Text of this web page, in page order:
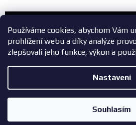
Používáme cookies, abychom Vám
prohlížení webu a díky analýze
zlepšovali jeho funkce, výkon a
Nastavení
Souhlasím
Zákaznický
+420 603
Copyright 2026ZavodniAuta.cz.
Zásady